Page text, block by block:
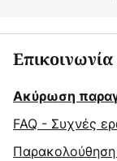
Ακύρωση
FAQ - Συχνές
Παρακολούθηση